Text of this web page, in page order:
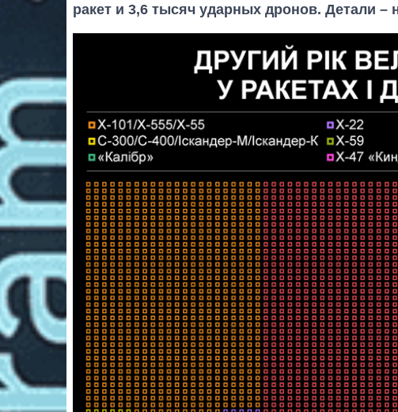
ракет и 3,6 тысяч ударных дронов. Детали –